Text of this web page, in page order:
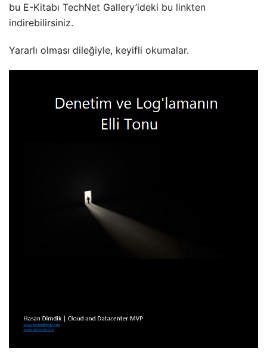
bu E-Kitabı TechNet Gallery’ideki bu linkten
indirebilirsiniz.
Yararlı olması dileğiyle, keyifli okumalar.